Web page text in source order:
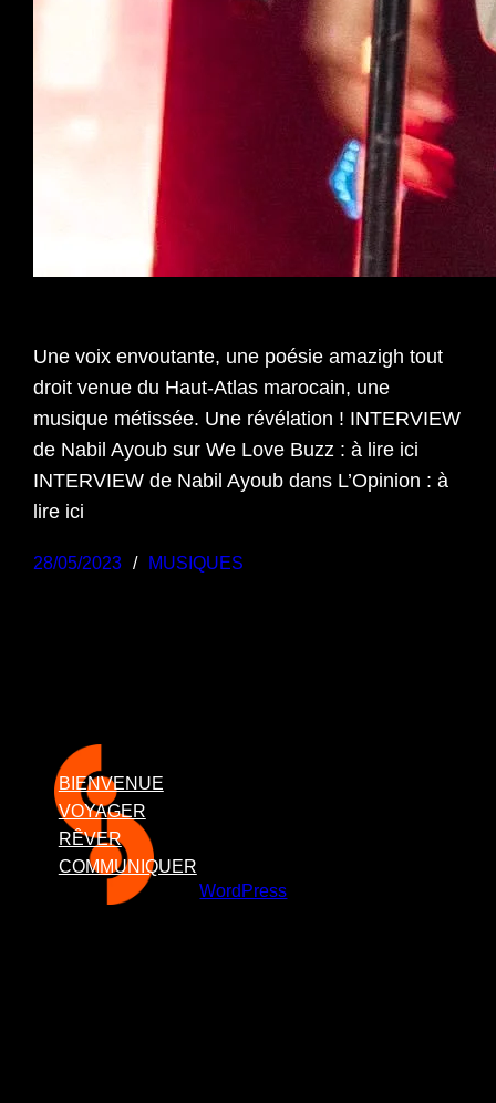
Une voix envoutante, une poésie amazigh tout
droit venue du Haut-Atlas marocain, une
musique métissée. Une révélation ! INTERVIEW
de Nabil Ayoub sur We Love Buzz : à lire ici
INTERVIEW de Nabil Ayoub dans L’Opinion : à
lire ici
28/05/2023 MUSIQUES
BIENVENUE
VOYAGER
RÊVER
COMMUNIQUERProudly Powered
byWordPress